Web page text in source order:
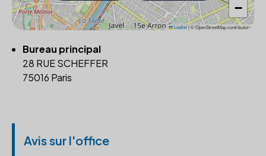
−
Leaflet|© OpenStreetMap contributors
Bureau principal
28 RUE SCHEFFER
75016 Paris
Avis sur l'office